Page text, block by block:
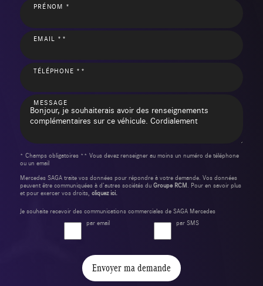
PRÉNOM *
EMAIL **
TÉLÉPHONE **
MESSAGE
* Champs obligatoires ** Vous devez renseigner au moins un numéro de téléphone
ou un email
Mercedes SAGA traite vos données pour répondre à votre demande. Vos données
peuvent être communiquées à d’autres sociétés du Groupe RCM. Pour en savoir plus
et pour exercer vos droits, cliquez ici.
Je souhaite recevoir des communications commerciales de SAGA Mercedes
par email
par SMS
Envoyer ma demande